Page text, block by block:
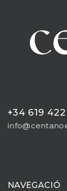
+34 619 422
NAVEGACIÓ